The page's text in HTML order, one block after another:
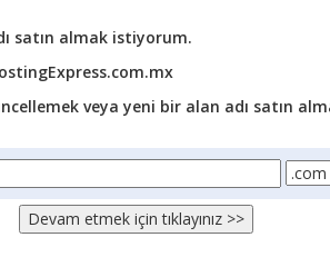
satın almak istiyorum.
veya yeni bir alan adı satın